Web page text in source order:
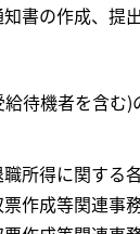
書の作成、提
待機者を含む)
所得に関する
作成等関連事